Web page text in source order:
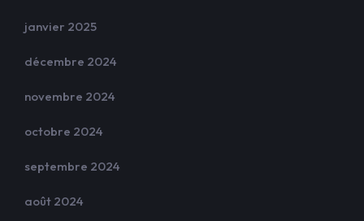
janvier 2025
décembre 2024
novembre 2024
octobre 2024
septembre 2024
août 2024